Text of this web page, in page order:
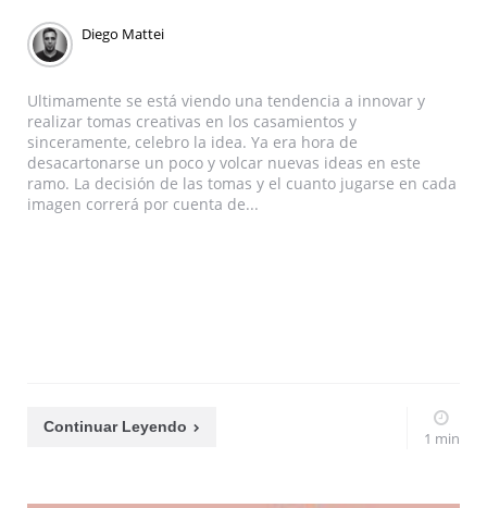
Diego Mattei
Ultimamente se está viendo una tendencia a innovar y
realizar tomas creativas en los casamientos y
sinceramente, celebro la idea. Ya era hora de
desacartonarse un poco y volcar nuevas ideas en este
ramo. La decisión de las tomas y el cuanto jugarse en cada
imagen correrá por cuenta de...
Continuar Leyendo
1 min